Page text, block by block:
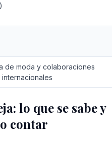
de moda y colaboraciones
lo que se sabe y
contar